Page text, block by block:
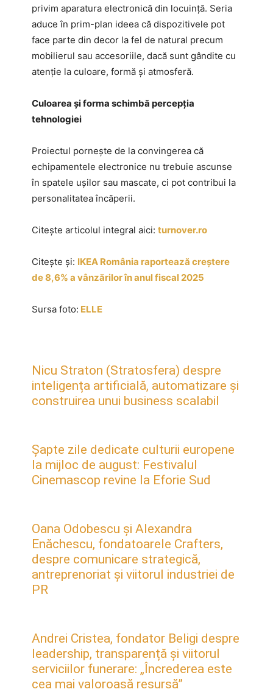
privim aparatura electronică din locuință. Seria
aduce în prim-plan ideea că dispozitivele pot
face parte din decor la fel de natural precum
mobilierul sau accesoriile, dacă sunt gândite cu
atenție la culoare, formă și atmosferă.
Culoarea și forma schimbă percepția
tehnologiei
Proiectul pornește de la convingerea că
echipamentele electronice nu trebuie ascunse
în spatele ușilor sau mascate, ci pot contribui la
personalitatea încăperii.
Citește articolul integral aici: turnover.ro
Citește și: IKEA România raportează creștere
de 8,6% a vânzărilor în anul fiscal 2025
Sursa foto: ELLE
Nicu Straton (Stratosfera) despre
inteligența artificială, automatizare și
construirea unui business scalabil
Șapte zile dedicate culturii europene
la mijloc de august: Festivalul
Cinemascop revine la Eforie Sud
Oana Odobescu și Alexandra
Enăchescu, fondatoarele Crafters,
despre comunicare strategică,
antreprenoriat și viitorul industriei de
PR
Andrei Cristea, fondator Beligi despre
leadership, transparență și viitorul
serviciilor funerare: „Încrederea este
cea mai valoroasă resursă”